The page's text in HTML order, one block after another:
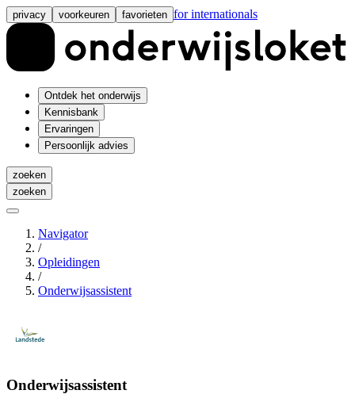
privacy voorkeuren favorieten for internationals
Ontdek het onderwijs
Kennisbank
Ervaringen
Persoonlijk advies
zoeken
zoeken
Navigator
/
Opleidingen
/
Onderwijsassistent
Onderwijsassistent